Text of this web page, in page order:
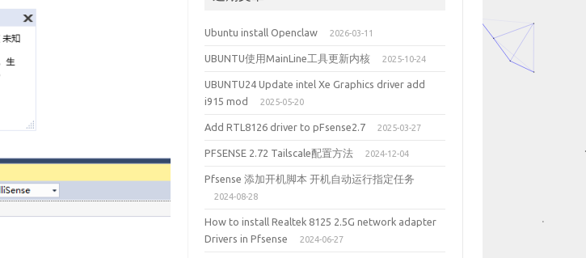
Ubuntu install Openclaw 2026-03-11
UBUNTU使用MainLine工具更新内核 2025-10-24
UBUNTU24 Update intel Xe Graphics driver add
i915 mod
2025-05-20
Add RTL8126 driver to pFsense2.7 2025-03-27
PFSENSE 2.72 Tailscale配置方法 2024-12-04
Pfsense 添加开机脚本 开机自动运行指定任务
2024-08-28
How to install Realtek 8125 2.5G network adapter
Drivers in Pfsense
2024-06-27